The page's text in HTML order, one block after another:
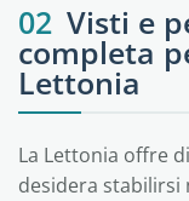
02 Visti e
completa
Lettonia
La Lettonia offre
desidera stabilirsi